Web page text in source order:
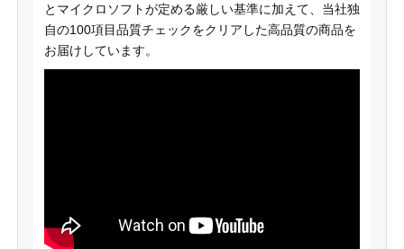
とマイクロソフトが定める厳しい基準に加えて、当社独
自の100項目品質チェックをクリアした高品質の商品を
お届けしています。